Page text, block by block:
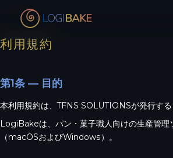
利用規約
第1条 — 目的
本利用規約は、TFNS SOLUTIONSが発行す
LogiBakeは、パン・菓子職人向けの生産管
（macOSおよびWindows）。